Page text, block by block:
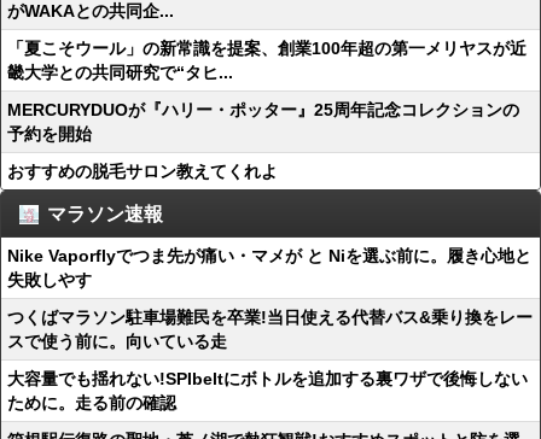
がWAKAとの共同企...
「夏こそウール」の新常識を提案、創業100年超の第一メリヤスが近
畿大学との共同研究で“タヒ...
MERCURYDUOが『ハリー・ポッター』25周年記念コレクションの
予約を開始
おすすめの脱毛サロン教えてくれよ
マラソン速報
Nike Vaporflyでつま先が痛い・マメが と Niを選ぶ前に。履き心地と
失敗しやす
つくばマラソン駐車場難民を卒業!当日使える代替バス&乗り換をレー
スで使う前に。向いている走
大容量でも揺れない!SPIbeltにボトルを追加する裏ワザで後悔しない
ために。走る前の確認